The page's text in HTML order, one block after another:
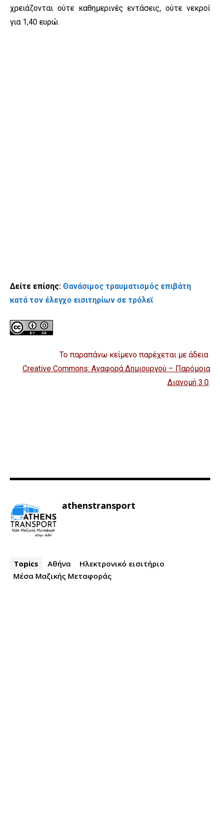
χρειάζονται ούτε καθημερινές εντάσεις, ούτε νεκροί
για 1,40 ευρώ.
Δείτε επίσης: Θανάσιμος τραυματισμός επιβάτη
κατά τον έλεγχο εισιτηρίων σε τρόλεϊ
Το παραπάνω κείμενο παρέχεται με άδεια
Creative Commons: Αναφορά Δημιουργού – Παρόμοια
Διανομή 3.0.
athenstransport
Topics Αθήνα
Ηλεκτρονικό εισιτήριο
Μέσα Μαζικής Μεταφοράς